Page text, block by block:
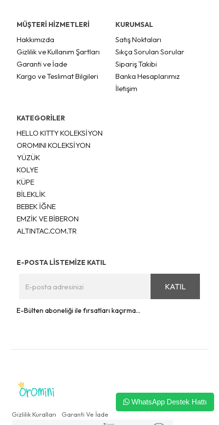
MÜŞTERİ HİZMETLERİ
Hakkımızda
Gizlilik ve Kullanım Şartları
Garanti ve İade
Kargo ve Teslimat Bilgileri
KURUMSAL
Satış Noktaları
Sıkça Sorulan Sorular
Sipariş Takibi
Banka Hesaplarımız
İletişim
KATEGORİLER
HELLO KITTY KOLEKSİYON
OROMINI KOLEKSİYON
YÜZÜK
KOLYE
KÜPE
BİLEKLİK
BEBEK İĞNE
EMZİK VE BİBERON
ALTINTAC.COM.TR
E-POSTA LİSTEMİZE KATIL
KATIL
E-Bülten aboneliği ile fırsatları kaçırma...
Gizlilik Kuralları Garanti Ve İade
WhatsApp Destek Hattı